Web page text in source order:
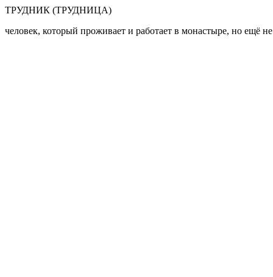
Перейти к основному содержанию
ТРУДНИК (ТРУДНИЦА)
человек, который проживает и работает в монастыре, но ещё